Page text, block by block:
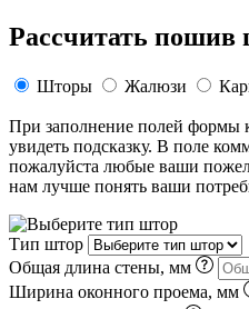
Рассчитать пошив
Шторы Жалюзи
При заполнение полей формы
увидеть подсказку. В поле
пожалуйста любые ваши
нам лучше понять ваши
Тип штор
Общая длина стены, мм
Ширина оконного проема, мм